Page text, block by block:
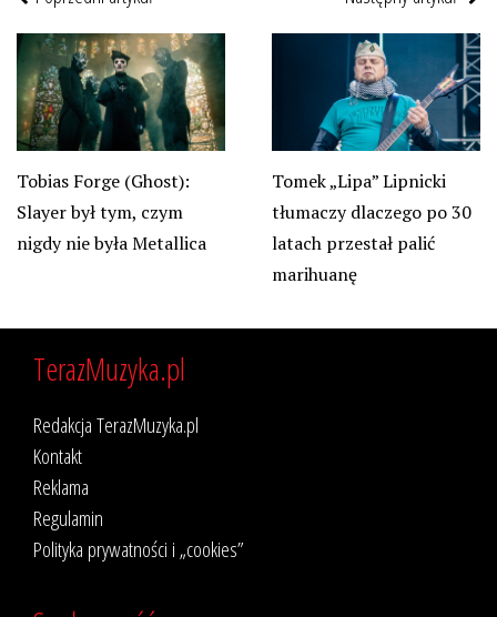
Tobias Forge (Ghost):
Slayer był tym, czym
nigdy nie była Metallica
Tomek „Lipa” Lipnicki
tłumaczy dlaczego po 30
latach przestał palić
marihuanę
TerazMuzyka.pl
Redakcja TerazMuzyka.pl
Kontakt
Reklama
Regulamin
Polityka prywatności i „cookies”